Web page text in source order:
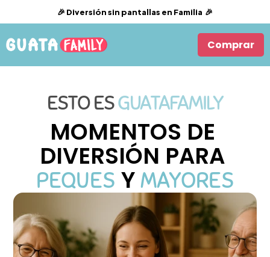
🎉 Diversión sin pantallas en Familia 🎉
Comprar
ESTO ESGUATAFAMILY
MOMENTOS DE
PEQUES Y MAYORES